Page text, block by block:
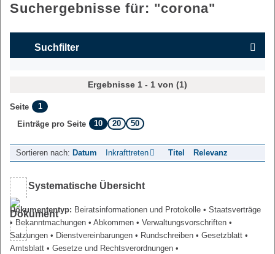
Suchergebnisse für: "corona"
Suchfilter
Ergebnisse 1 - 1 von (1)
Seite
1
Einträge pro Seite
10 20 50
Sortieren nach: Datum Inkrafttreten Titel Relevanz
Systematische Übersicht
Dokumententyp: Beiratsinformationen und Protokolle • Staatsverträge
• Bekanntmachungen • Abkommen • Verwaltungsvorschriften •
Satzungen • Dienstvereinbarungen • Rundschreiben • Gesetzblatt •
Amtsblatt • Gesetze und Rechtsverordnungen •